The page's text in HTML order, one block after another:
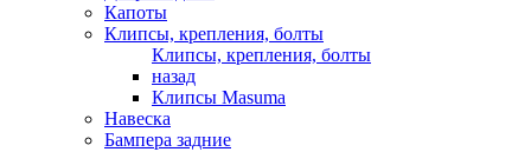
Капоты
Клипсы, крепления, болты
Клипсы, крепления, болты
назад
Клипсы Masuma
Навеска
Бампера задние